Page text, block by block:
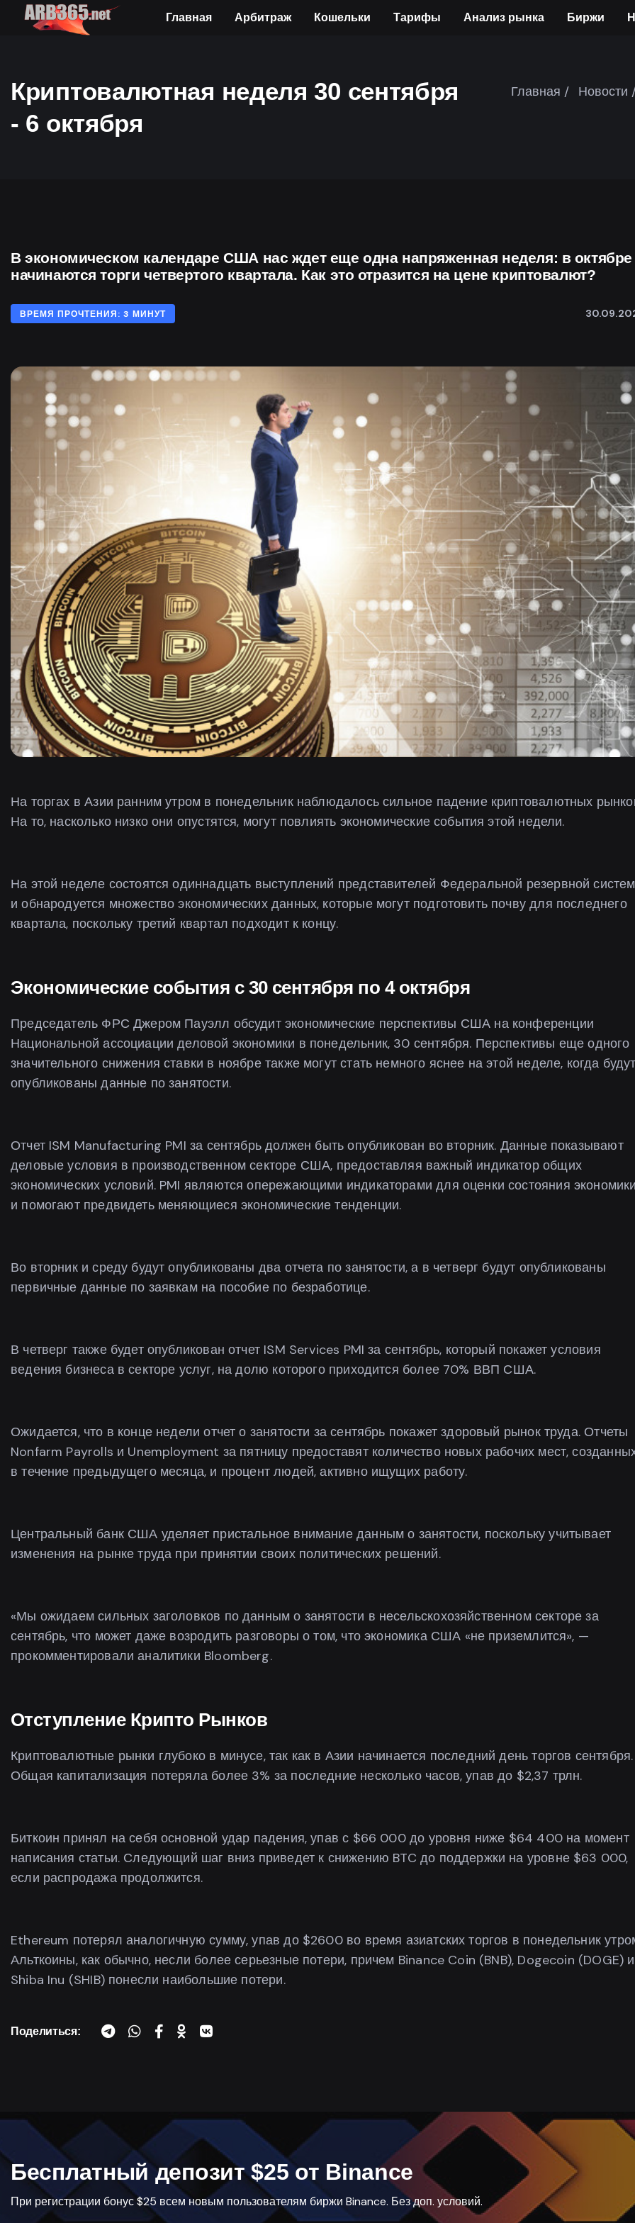
Главная Арбитраж Кошельки Тарифы Анализ рынка Биржи
Криптовалютная неделя 30 сентября
- 6 октября
Главная / Новости
В экономическом календаре США нас ждет еще одна напряженная неделя: в октябре
начинаются торги четвертого квартала. Как это отразится на цене криптовалют?
ВРЕМЯ ПРОЧТЕНИЯ: 3 МИНУТ
На торгах в Азии ранним утром в понедельник наблюдалось сильное падение криптовалютных
На то, насколько низко они опустятся, могут повлиять экономические события этой недели.
На этой неделе состоятся одиннадцать выступлений представителей Федеральной резервной
и обнародуется множество экономических данных, которые могут подготовить почву для последнего
квартала, поскольку третий квартал подходит к концу.
Экономические события с 30 сентября по 4 октября
Председатель ФРС Джером Пауэлл обсудит экономические перспективы США на конференции
Национальной ассоциации деловой экономики в понедельник, 30 сентября. Перспективы еще одного
значительного снижения ставки в ноябре также могут стать немного яснее на этой неделе, когда
опубликованы данные по занятости.
Отчет ISM Manufacturing PMI за сентябрь должен быть опубликован во вторник. Данные показывают
деловые условия в производственном секторе США, предоставляя важный индикатор общих
экономических условий. PMI являются опережающими индикаторами для оценки состояния
и помогают предвидеть меняющиеся экономические тенденции.
Во вторник и среду будут опубликованы два отчета по занятости, а в четверг будут опубликованы
первичные данные по заявкам на пособие по безработице.
В четверг также будет опубликован отчет ISM Services PMI за сентябрь, который покажет условия
ведения бизнеса в секторе услуг, на долю которого приходится более 70% ВВП США.
Ожидается, что в конце недели отчет о занятости за сентябрь покажет здоровый рынок труда. Отчеты
Nonfarm Payrolls и Unemployment за пятницу предоставят количество новых рабочих мест,
в течение предыдущего месяца, и процент людей, активно ищущих работу.
Центральный банк США уделяет пристальное внимание данным о занятости, поскольку учитывает
изменения на рынке труда при принятии своих политических решений.
«Мы ожидаем сильных заголовков по данным о занятости в несельскохозяйственном секторе за
сентябрь, что может даже возродить разговоры о том, что экономика США «не приземлится», —
прокомментировали аналитики Bloomberg.
Отступление Крипто Рынков
Криптовалютные рынки глубоко в минусе, так как в Азии начинается последний день торгов сентября.
Общая капитализация потеряла более 3% за последние несколько часов, упав до $2,37 трлн.
Биткоин принял на себя основной удар падения, упав с $66 000 до уровня ниже $64 400 на момент
написания статьи. Следующий шаг вниз приведет к снижению BTC до поддержки на уровне $63 000,
если распродажа продолжится.
Ethereum потерял аналогичную сумму, упав до $2600 во время азиатских торгов в понедельник
Альткоины, как обычно, несли более серьезные потери, причем Binance Coin (BNB), Dogecoin (DOGE) и
Shiba Inu (SHIB) понесли наибольшие потери.
Поделиться:
Бесплатный депозит $25 от Binance
При регистрации бонус $25 всем новым пользователям биржи Binance. Без доп. условий.